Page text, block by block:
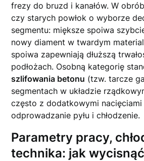
frezy do bruzd i kanałów. W
czy starych powłok o wyborze
segmentu: miększe spoiwa
nowy diament w twardym
spoiwa zapewniają dłuższą
podłożach. Osobną kategorię
szlifowania betonu (tzw. tarcze
segmentach w układzie
często z dodatkowymi
odprowadzanie pyłu i chłodzenie.
Parametry pracy,
technika: jak